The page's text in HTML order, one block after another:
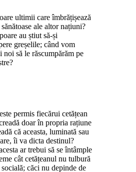
ultimii care îmbrățișează
ale altor națiuni?
au știut să-și
greșelile; când vom
noi să le răscumpărăm pe
permis fiecărui cetățean
doar în propria rațiune
că aceasta, luminată sau
îi va dicta destinul?
ar trebui să se întâmple
cât cetățeanul nu tulbură
căci nu depinde de